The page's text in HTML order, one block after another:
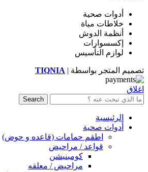
أدوات صحية
خلاطات مياة
أنظمة الدوش
إكسسوارات
لوازم التأسيس
تصميم المتجر بواسطة | TIQNIA
اغلاق
Search
الرئيسية
أدوات صحية
اطقم حمامات (قاعده و حوض)
قواعد / مراحيض
كومبنيشن
مراحيض / معلقه